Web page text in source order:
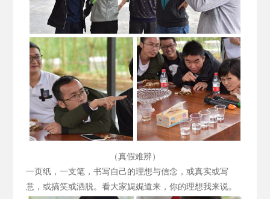
（真假难辨）
一页纸，一支笔，书写自己的理想与信念，或真实或写
意，或搞笑或洒脱。看大家娓娓道来，你的理想我来说。